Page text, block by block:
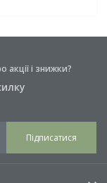
і знижки?
Підписатися